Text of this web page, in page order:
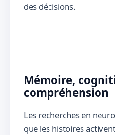
des décisions.
Mémoire,
compréhension
Les recherches en
que les histoires